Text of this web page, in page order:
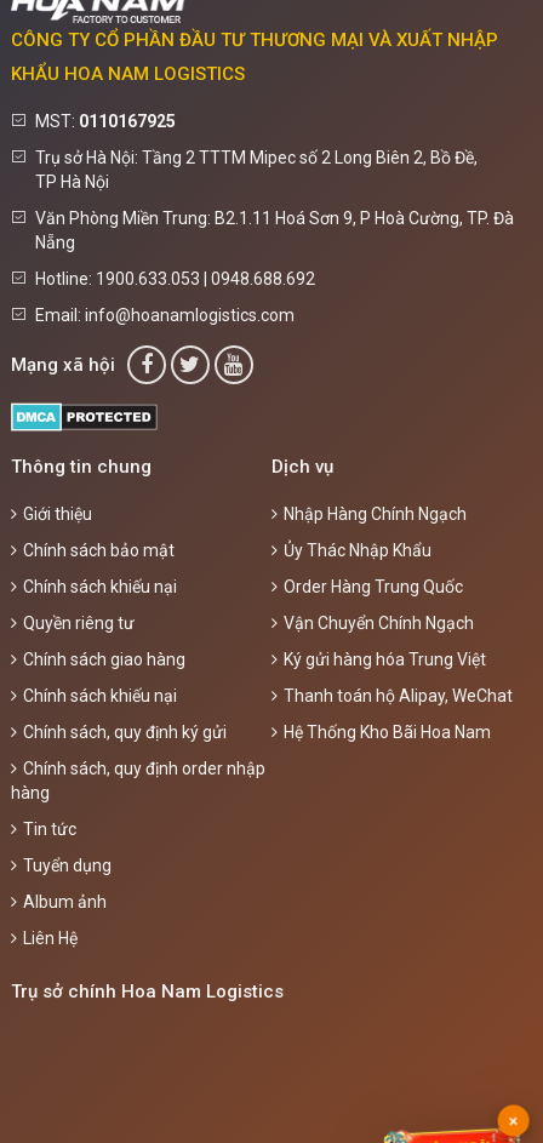
CÔNG TY CỔ PHẦN ĐẦU TƯ THƯƠNG MẠI VÀ XUẤT NHẬP
KHẨU HOA NAM LOGISTICS
MST: 0110167925
Trụ sở Hà Nội: Tầng 2 TTTM Mipec số 2 Long Biên 2, Bồ Đề,
TP Hà Nội
Văn Phòng Miền Trung: B2.1.11 Hoá Sơn 9, P Hoà Cường, TP. Đà
Nẵng
Hotline: 1900.633.053 | 0948.688.692
Email: info@hoanamlogistics.com
Mạng xã hội
Thông tin chung
Giới thiệu
Chính sách bảo mật
Chính sách khiếu nại
Quyền riêng tư
Chính sách giao hàng
Chính sách khiếu nại
Chính sách, quy định ký gửi
Chính sách, quy định order nhập
hàng
Tin tức
Tuyển dụng
Album ảnh
Liên Hệ
Dịch vụ
Nhập Hàng Chính Ngạch
Ủy Thác Nhập Khẩu
Order Hàng Trung Quốc
Vận Chuyển Chính Ngạch
Ký gửi hàng hóa Trung Việt
Thanh toán hộ Alipay, WeChat
Hệ Thống Kho Bãi Hoa Nam
Trụ sở chính Hoa Nam Logistics
×